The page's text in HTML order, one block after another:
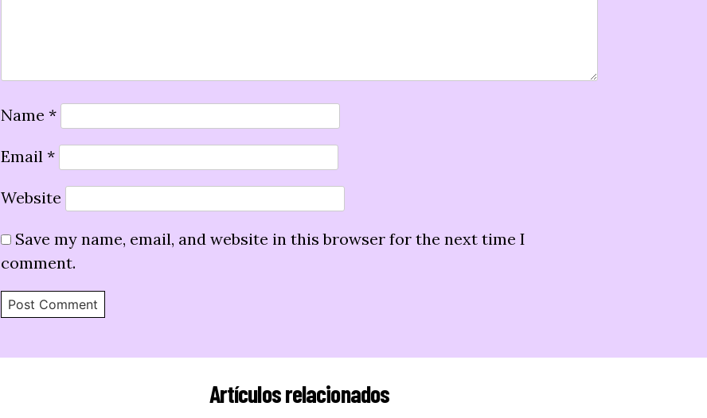
Name *
Email *
Website
Save my name, email, and website in this browser for the next time I
comment.
Artículos relacionados